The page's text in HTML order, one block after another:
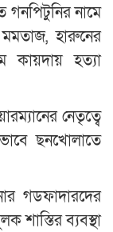
নামে
মমতাজ, হারুনের
কায়দায় হত্যা
নেতৃত্বে
ছনখোলাতে
গডফাদারদের
শাস্তির ব্যবস্থা